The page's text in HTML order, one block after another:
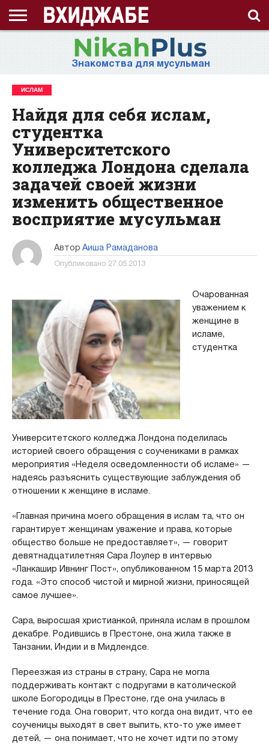
МНОГОЖЕНСТВО
МУСУЛЬМАНКА
НАПОМИНАНИЕ
Знакомства для мусульман
ИСЛАМ
Найдя для себя ислам,
студентка
Университетского
колледжа Лондона сделала
задачей своей жизни
изменить общественное
восприятие мусульман
Автор Аиша Рамаданова
Опубликовано 27.05.2013
Очарованная
уважением к
женщине в
исламе,
студентка
Университетского колледжа Лондона поделилась
историей своего обращения с соучениками в рамках
мероприятия «Неделя осведомленности об исламе» —
надеясь разъяснить существующие заблуждения об
отношении к женщине в исламе.
«Главная причина моего обращения в ислам та, что он
гарантирует женщинам уважение и права, которые
общество больше не предоставляет», — говорит
девятнадцатилетняя Сара Лоулер в интервью
«Ланкашир Ивнинг Пост», опубликованном 15 марта 2013
года. «Это способ чистой и мирной жизни, приносящей
самое лучшее».
Сара, выросшая христианкой, приняла ислам в прошлом
декабре. Родившись в Престоне, она жила также в
Танзании, Индии и в Мидлендсе.
Переезжая из страны в страну, Сара не могла
поддерживать контакт с подругами в католической
школе Богородицы в Престоне, где она училась в
течение года. Она говорит, что когда она видит, что ее
соученицы выходят в свет выпить, кто-то уже имеет
детей, — она понимает, что не хочет идти по этому